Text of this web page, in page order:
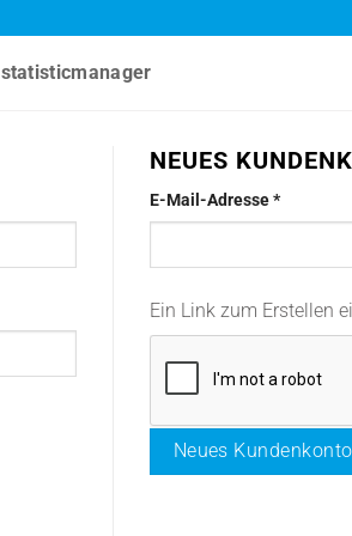
statisticmanager
NEUES
E-Mail-Adresse*
Ein Link zum Erstellen
Neues